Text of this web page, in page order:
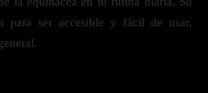
para ser accesible y fácil de usar,